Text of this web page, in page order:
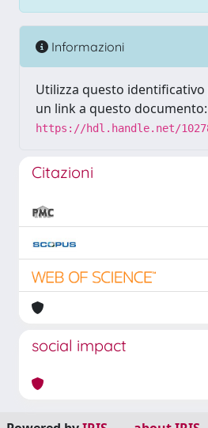
Informazioni
Utilizza questo
un link a questo documento:
https://hdl.handle.net/
Citazioni
social impact